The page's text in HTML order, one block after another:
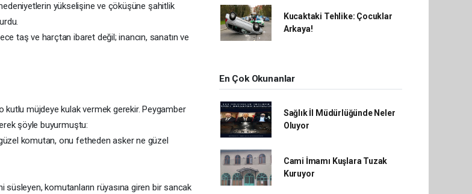
yükselişine ve çöküşüne şahitlik
taş ve harçtan ibaret değil; inancın, sanatın ve
kutlu müjdeye kulak vermek gerekir. Peygamber
şöyle buyurmuştu:
komutan, onu fetheden asker ne güzel
süsleyen, komutanların rüyasına giren bir sancak
Kucaktaki Tehlike: Çocuklar
Arkaya!
En Çok Okunanlar
Sağlık İl Müdürlüğünde Neler
Oluyor
Cami İmamı Kuşlara Tuzak
Kuruyor